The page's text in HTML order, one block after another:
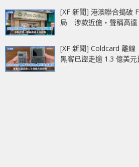
[XF 新聞] 港澳聯合搗破
局 涉款近億‧聲稱高達
[XF 新聞] Coldcard 離
黑客已盜走逾 1.3 億美元